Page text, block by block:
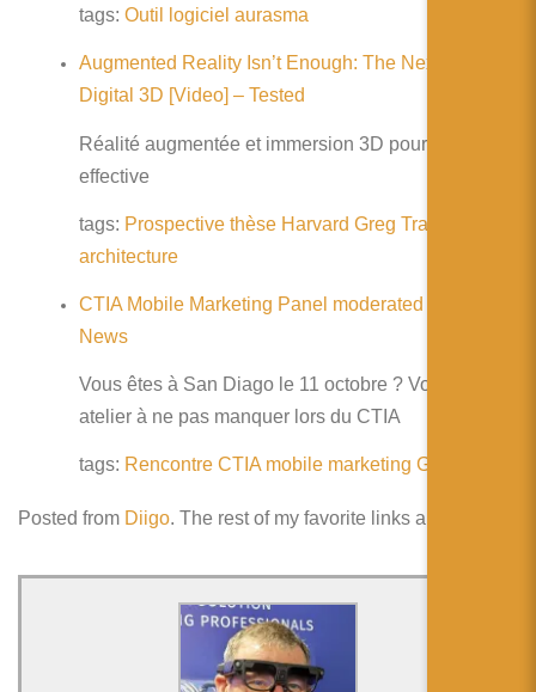
tags: Outil logiciel aurasma
Augmented Reality Isn’t Enough: The Next Step for
Digital 3D [Video] – Tested
Réalité augmentée et immersion 3D pour utilisation
effective
tags: Prospective thèse Harvard Greg Tran
architecture
CTIA Mobile Marketing Panel moderated by GoMo
News
Vous êtes à San Diago le 11 octobre ? Voici un
atelier à ne pas manquer lors du CTIA
tags: Rencontre CTIA mobile marketing Gomo
Posted from Diigo. The rest of my favorite links are